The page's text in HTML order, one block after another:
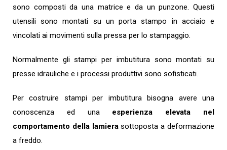
sono composti da una matrice e da un punzone. Questi
utensili sono montati su un porta stampo in acciaio e
vincolati ai movimenti sulla pressa per lo stampaggio.
Normalmente gli stampi per imbutitura sono montati su
presse idrauliche e i processi produttivi sono sofisticati.
Per costruire stampi per imbutitura bisogna avere una
conoscenza ed una esperienza elevata nel
comportamento della lamierasottoposta a deformazione
a freddo.